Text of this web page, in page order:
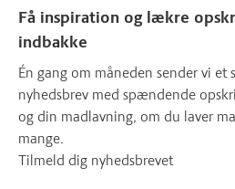
Få inspiration og lækre
indbakke
Én gang om måneden sender vi
nyhedsbrev med spændende
og din madlavning, om du laver
mange.
Tilmeld dig nyhedsbrevet